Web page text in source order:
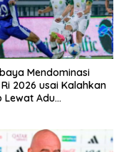
Mendominasi
2026 usai Kalahkan
Lewat Adu